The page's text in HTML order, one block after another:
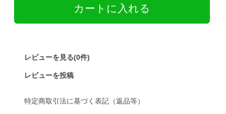
レビューを見る(0件)
レビューを投稿
特定商取引法に基づく表記（返品等）